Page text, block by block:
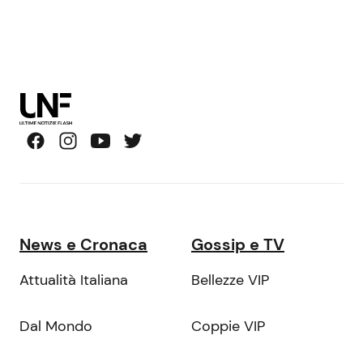
News e Cronaca
Attualità Italiana
Dal Mondo
Gossip e TV
Bellezze VIP
Coppie VIP